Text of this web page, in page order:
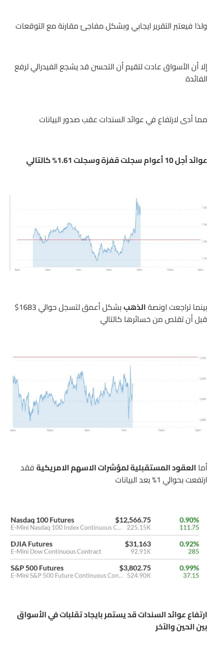
ولذا فيعتبر التقرير ايجابي وبشكل مفاجئ مقارنة مع التوقعات
إلا أن الأسواق عادت لتقيم أن التحسن قد يشجع الفيدرالي لرفع
الفائدة
مما أدى لارتفاع في عوائد السندات عقب صدور البيانات
عوائد أجل 10 أعوام سجلت قفزة وسجلت 1.61% كالتالي
بينما تراجعت اونصةالذهب
بشكل أعمق لتسجل حوالي 1683$
قبل أن تقلص من خسائرها كالتالي
أما العقود المستقبلية لمؤشرات الاسهم الامريكيةفقد
ارتفعت بحوالي 1% بعد البيانات
ارتفاع عوائد السندات قد يستمر بايجاد تقلبات في الأسواق
بين الحين والآخر